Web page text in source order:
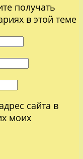
получать
в этой теме
сайта в
моих